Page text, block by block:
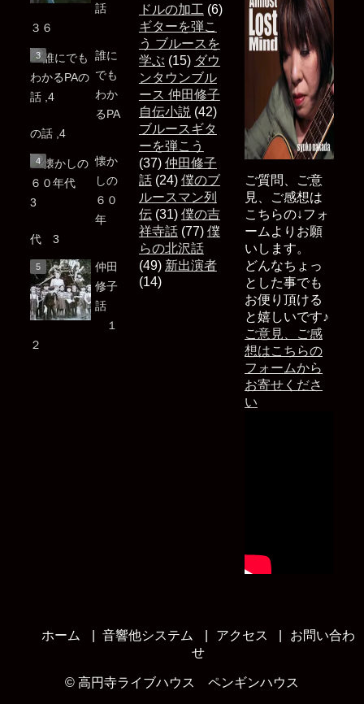
話
３６
誰に
でも
わか
るPA
の話 ,4
懐か
しの
６０
年
代 3
仲田
修子
話
１
２
ドルの加工 (6)
ギターを弾こ
う ブルースを
学ぶ (15) ダウ
ンタウンブル
ース 仲田修子
自伝小説 (42)
ブルースギタ
ーを弾こう
(37) 仲田修子
話(24) 僕のブ
ルースマン列
伝(31) 僕の吉
祥寺話(77) 僕
らの北沢話
(49) 新出演者
(14)
ご質問、ご意
見、ご感想は
こちらの↓フォ
ームよりお願
いします。
どんなちょっ
とした事でも
お便り頂ける
と嬉しいです♪
ご意見、ご感
想はこちらの
フォームから
お寄せくださ
い
ホーム 音響他システム アクセス
お問い合わ
せ
© 高円寺ライブハウス ペンギンハウス